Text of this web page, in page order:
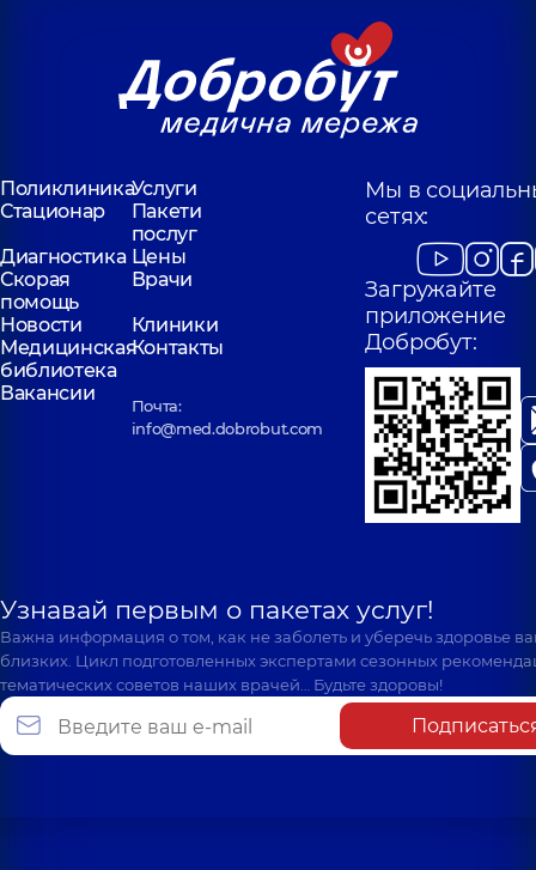
ПоликлиникаУслуги
Стационар
Пакети
послуг
Диагностика Цены
Скорая
помощь
Врачи
Новости
Клиники
Медицинская
библиотека
Контакты
Вакансии
Почта:
info@med.dobrobut.com
Мы в
сетях:
Загружайте
приложение
Добробут:
Узнавай первым о пакетах услуг!
Важна информация о том, как не заболеть и уберечь здоровье
близких. Цикл подготовленных экспертами сезонных
тематических советов наших врачей… Будьте здоровы!